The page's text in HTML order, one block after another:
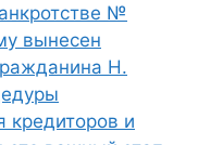
№
вынесен
Н.
кредиторов и